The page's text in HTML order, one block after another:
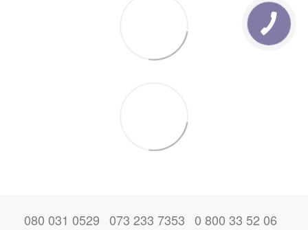
080 031 0529 073 233 7353 0 800 33 52 06